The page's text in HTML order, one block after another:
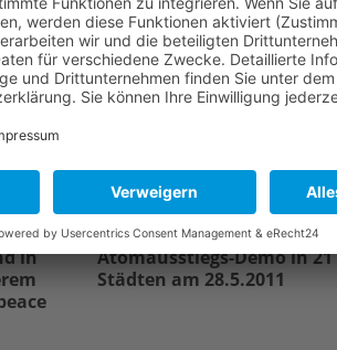
STUTTGART
NÄCHSTER
Die Halbwertszeit – Definitionen für physikalische,
in
Atomausstiegs-Demo in 21
Städten am 28.5.2011